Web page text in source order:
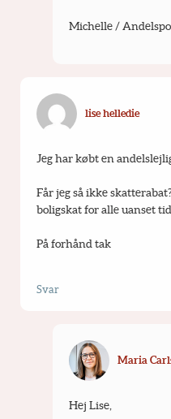
Michelle /
lise helledie
Jeg har købt en
Får jeg så ikke
boligskat for alle uanset
På forhånd tak
Svar
Maria
Hej Lise,